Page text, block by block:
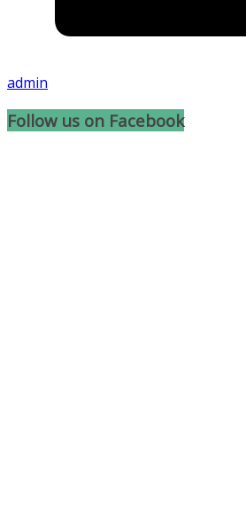
admin
Follow us on Facebook